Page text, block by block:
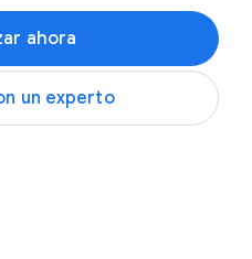
ahora
un experto